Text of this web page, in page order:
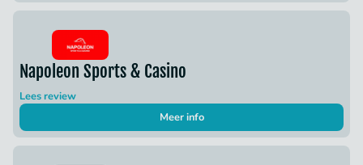
Napoleon Sports & Casino
Lees review
Meer info